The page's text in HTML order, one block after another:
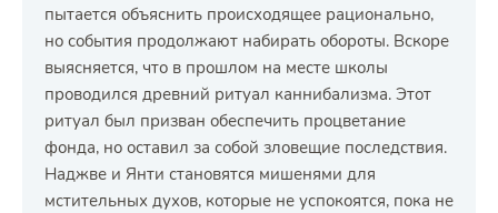
пытается объяснить происходящее рационально,
но события продолжают набирать обороты. Вскоре
выясняется, что в прошлом на месте школы
проводился древний ритуал каннибализма. Этот
ритуал был призван обеспечить процветание
фонда, но оставил за собой зловещие последствия.
Наджве и Янти становятся мишенями для
мстительных духов, которые не успокоятся, пока не